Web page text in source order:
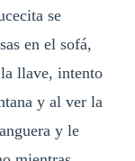
se
en el sofá,
llave, intento
y al ver la
y le